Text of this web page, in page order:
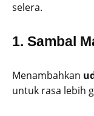
selera.
1. Sambal
Menambahkan
untuk rasa lebih